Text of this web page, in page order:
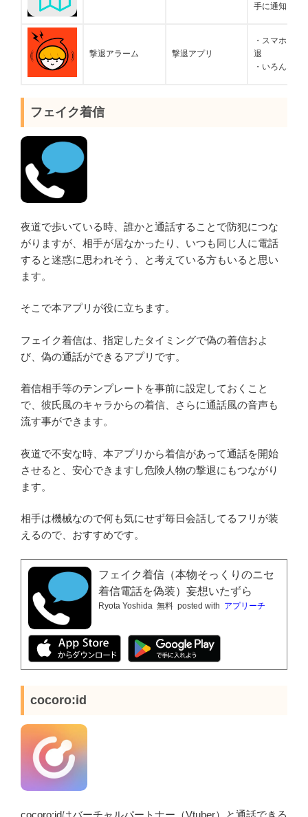
手に通知
撃退アラーム 撃退アプリ
・スマホを
退
・いろんな音
フェイク着信
夜道で歩いている時、誰かと通話することで防犯につな
がりますが、相手が居なかったり、いつも同じ人に電話
すると迷惑に思われそう、と考えている方もいると思い
ます。
そこで本アプリが役に立ちます。
フェイク着信は、指定したタイミングで偽の着信およ
び、偽の通話ができるアプリです。
着信相手等のテンプレートを事前に設定しておくこと
で、彼氏風のキャラからの着信、さらに通話風の音声も
流す事ができます。
夜道で不安な時、本アプリから着信があって通話を開始
させると、安心できますし危険人物の撃退にもつながり
ます。
相手は機械なので何も気にせず毎日会話してるフリが装
えるので、おすすめです。
フェイク着信（本物そっくりのニセ
着信電話を偽装）妄想いたずら
Ryota Yoshida 無料 posted with アプリーチ
cocoro:id
cocoro:idはバーチャルパートナー（Vtuber）と通話できる